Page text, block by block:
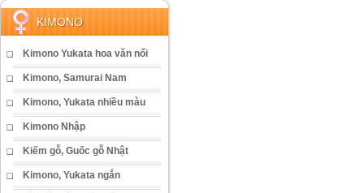
KIMONO
Kimono Yukata hoa văn nổi
Kimono, Samurai Nam
Kimono, Yukata nhiều màu
Kimono Nhập
Kiếm gỗ, Guốc gỗ Nhật
Kimono, Yukata ngắn